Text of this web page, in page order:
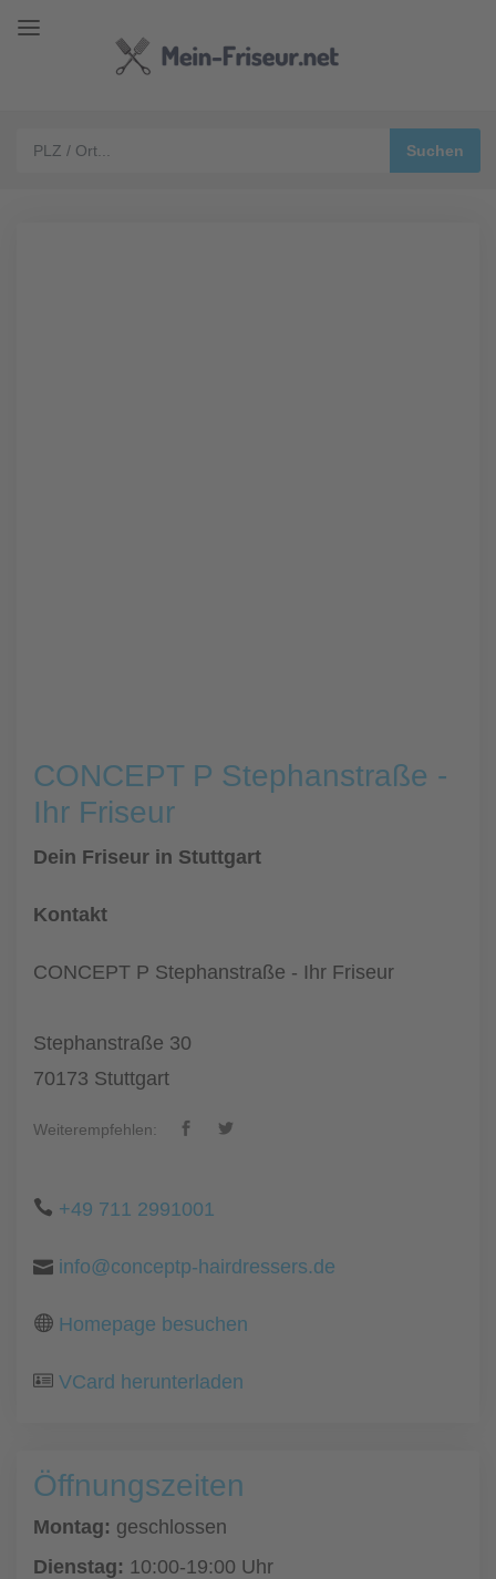
CONCEPT P Stephanstraße -
Ihr Friseur
Dein Friseur in Stuttgart
Kontakt
CONCEPT P Stephanstraße - Ihr Friseur
Stephanstraße 30
70173 Stuttgart
Weiterempfehlen:
+49 711 2991001
info@conceptp-hairdressers.de
Homepage besuchen
VCard herunterladen
Öffnungszeiten
Montag: geschlossen
Dienstag: 10:00-19:00 Uhr